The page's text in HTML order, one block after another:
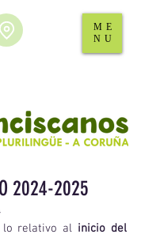
ME
NU
2024-2025
lo relativo al inicio del